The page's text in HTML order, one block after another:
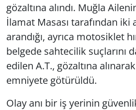
gözaltına alındı. Muğla
İlamat Masası tarafından iki
arandığı, ayrıca motosiklet
belgede sahtecilik suçlarını
edilen A.T., gözaltına
emniyete götürüldü.
Olay anı bir iş yerinin